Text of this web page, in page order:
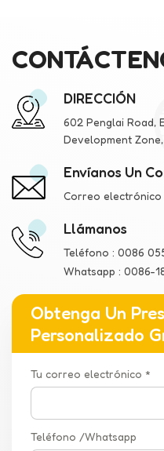
DIRECCIÓN
602 Penglai Road,
Development
Envíanos Un
Correo electrónico
Llámanos
Teléfono : 0086
Whatsapp : 0086-
Obtenga Un
Personalizado
Tu correo electrónico *
Teléfono /Whatsapp